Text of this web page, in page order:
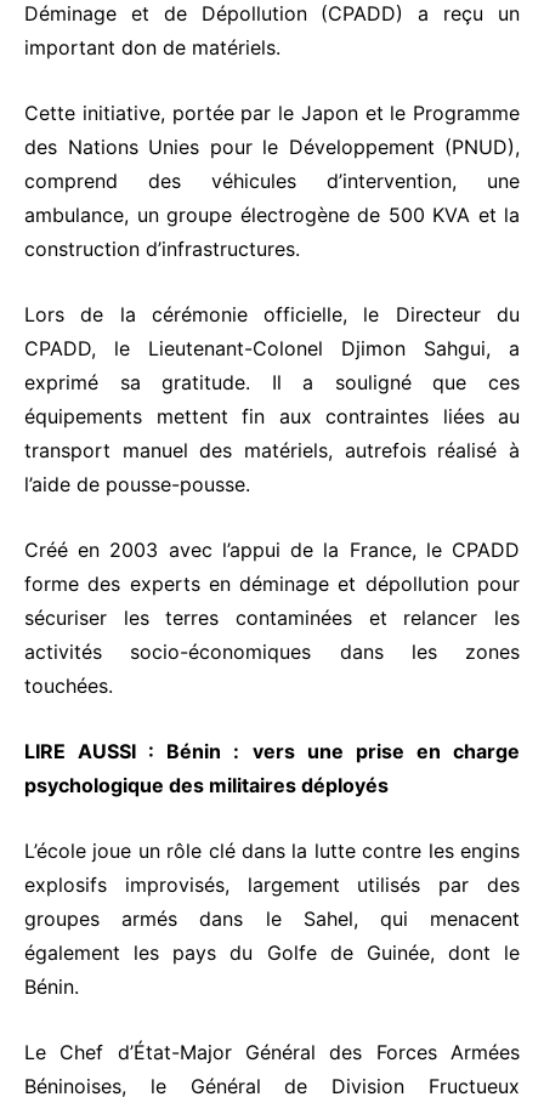
Déminage et de Dépollution (CPADD) a reçu un
important don de matériels.
Cette initiative, portée par le Japon et le Programme
des Nations Unies pour le Développement (PNUD),
comprend des véhicules d’intervention, une
ambulance, un groupe électrogène de 500 KVA et la
construction d’infrastructures.
Lors de la cérémonie officielle, le Directeur du
CPADD, le Lieutenant-Colonel Djimon Sahgui, a
exprimé sa gratitude. Il a souligné que ces
équipements mettent fin aux contraintes liées au
transport manuel des matériels, autrefois réalisé à
l’aide de pousse-pousse.
Créé en 2003 avec l’appui de la France, le CPADD
forme des experts en déminage et dépollution pour
sécuriser les terres contaminées et relancer les
activités socio-économiques dans les zones
touchées.
LIRE AUSSI : Bénin : vers une prise en charge
psychologique des militaires déployés
L’école joue un rôle clé dans la lutte contre les engins
explosifs improvisés, largement utilisés par des
groupes armés dans le Sahel, qui menacent
également les pays du Golfe de Guinée, dont le
Bénin.
Le Chef d’État-Major Général des Forces Armées
Béninoises, le Général de Division Fructueux